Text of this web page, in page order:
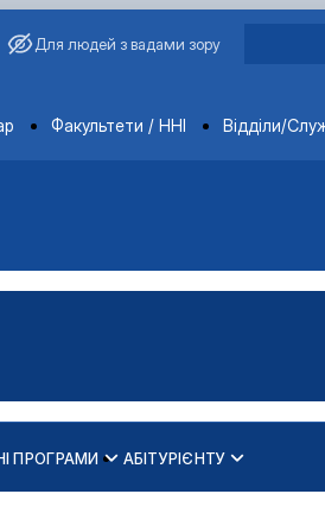
Для людей з вадами зору
Факультети / ННІ Відділи/
ПРОГРАМИ АБІТУРІЄНТУ